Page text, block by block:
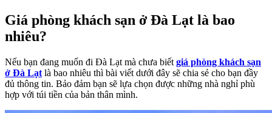
Giá phòng khách sạn ở Đà Lạt là bao
nhiêu?
Nếu bạn đang muốn đi Đà Lạt mà chưa biết giá phòng khách sạn
ở Đà Lạt là bao nhiêu thì bài viết dưới đây sẽ chia sẻ cho bạn đầy
đủ thông tin. Bảo đảm bạn sẽ lựa chọn được những nhà nghỉ phù
hợp với túi tiền của bản thân mình.